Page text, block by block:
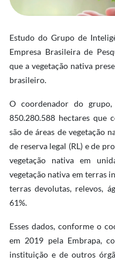
Estudo do Grupo de
Empresa Brasileira de
que a vegetação nativa
brasileiro.
O coordenador do
850.280.588 hectares que
são de áreas de vegetação
de reserva legal (RL) e de
vegetação nativa em
vegetação nativa em terras
terras devolutas, relevos,
61%.
Esses dados, conforme o
em 2019 pela Embrapa,
instituição e de outros